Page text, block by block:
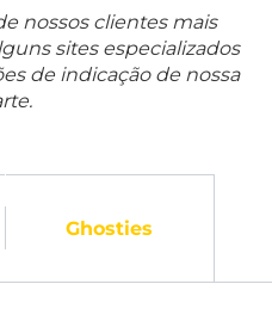
nossos clientes mais
sites especializados
de indicação de nossa
Ghosties